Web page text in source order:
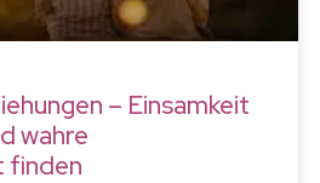
– Einsamkeit
wahre
finden